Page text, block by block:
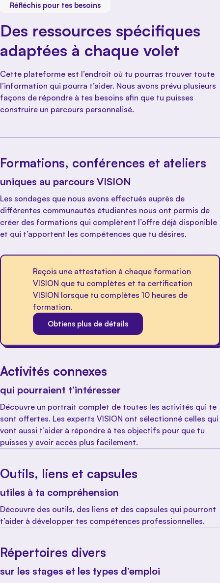
Réfléchis pour tes besoins
Des ressources spécifiques
adaptées à chaque volet
Cette plateforme est l’endroit où tu pourras trouver toute
l’information qui pourra t’aider. Nous avons prévu plusieurs
façons de répondre à tes besoins afin que tu puisses
construire un parcours personnalisé.
Formations, conférences et ateliers
uniques au parcours VISION
Les sondages que nous avons effectués auprès de
différentes communautés étudiantes nous ont permis de
créer des formations qui complètent l’offre déjà disponible
et qui t’apportent les compétences que tu désires.
Reçois une attestation à chaque formation
VISION que tu complètes et ta certification
VISION lorsque tu complètes 10 heures de
formation.
Obtiens plus de détails
Activités connexes
qui pourraient t’intéresser
Découvre un portrait complet de toutes les activités qui te
sont offertes. Les experts VISION ont sélectionné celles qui
vont aussi t’aider à répondre à tes objectifs pour que tu
puisses y avoir accès plus facilement.
Outils, liens et capsules
utiles à ta compréhension
Découvre des outils, des liens et des capsules qui pourront
t’aider à développer tes compétences professionnelles.
Répertoires divers
sur les stages et les types d’emploi